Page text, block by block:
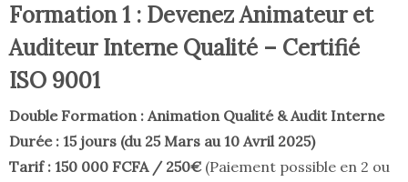
Formation 1 : Devenez Animateur et
Auditeur Interne Qualité – Certifié
ISO 9001
Double Formation : Animation Qualité & Audit Interne
Durée : 15 jours (du 25 Mars au 10 Avril 2025)
Tarif : 150 000 FCFA / 250€(Paiement possible en 2 ou